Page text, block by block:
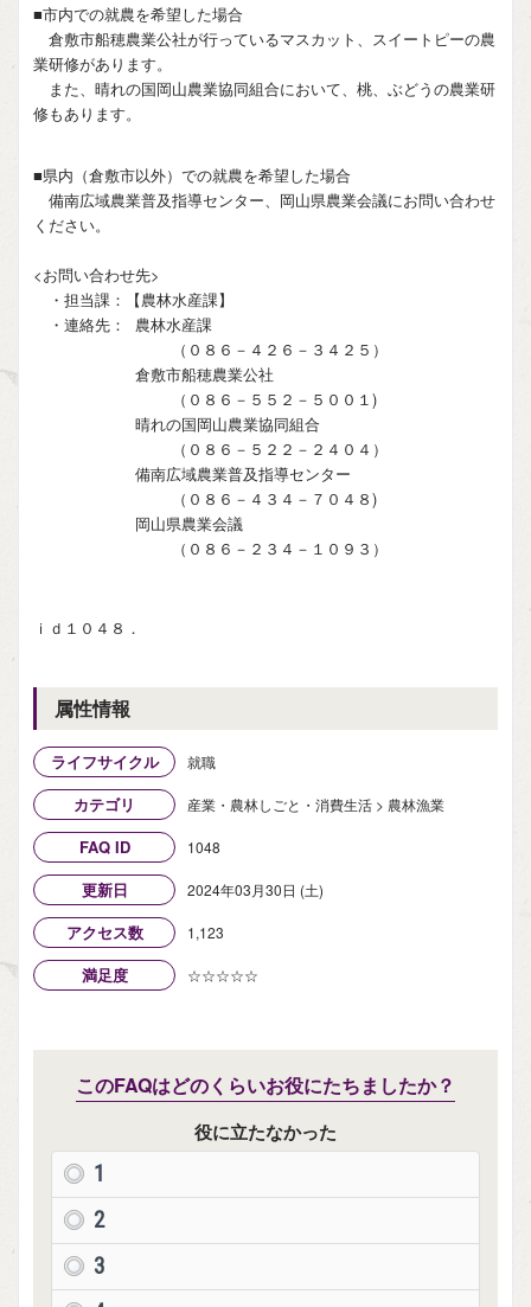
■市内での就農を希望した場合
倉敷市船穂農業公社が行っているマスカット、スイートピーの農
業研修があります。
また、晴れの国岡山農業協同組合において、桃、ぶどうの農業研
修もあります。
■県内（倉敷市以外）での就農を希望した場合
備南広域農業普及指導センター、岡山県農業会議にお問い合わせ
ください。
<お問い合わせ先>
・担当課：【農林水産課】
・連絡先： 農林水産課
（０８６－４２６－３４２５）
倉敷市船穂農業公社
（０８６－５５２－５００１)
晴れの国岡山農業協同組合
（０８６－５２２－２４０４）
備南広域農業普及指導センター
（０８６－４３４－７０４８)
岡山県農業会議
（０８６－２３４－１０９３）
ｉｄ１０４８．
属性情報
ライフサイクル 就職
カテゴリ 産業・農林しごと・消費生活 > 農林漁業
FAQ ID 1048
更新日 2024年03月30日 (土)
アクセス数 1,123
満足度 ☆☆☆☆☆
このFAQはどのくらいお役にたちましたか？
役に立たなかった
1
2
3